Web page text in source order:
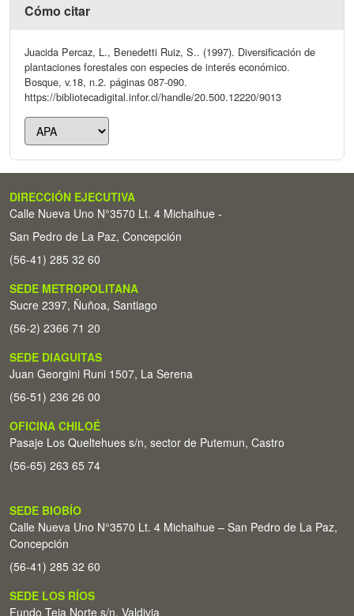
Cómo citar
Juacida Percaz, L., Benedetti Ruiz, S.. (1997). Diversificación de
plantaciones forestales con especies de interés económico.
Bosque, v.18, n.2. páginas 087-090.
https://bibliotecadigital.infor.cl/handle/20.500.12220/9013
DIRECCIÓN EJECUTIVA
Calle Nueva Uno N°3570 Lt. 4 Michaihue -
San Pedro de La Paz, Concepción
(56-41) 285 32 60
SEDE METROPOLITANA
Sucre 2397, Ñuñoa, Santiago
(56-2) 2366 71 20
SEDE DIAGUITAS
Juan Georgini Runi 1507, La Serena
(56-51) 236 26 00
OFICINA CHILOÉ
Pasaje Los Queltehues s/n, sector de Putemun, Castro
(56-65) 263 65 74
SEDE BIOBÍO
Calle Nueva Uno N°3570 Lt. 4 Michaihue – San Pedro de La Paz,
Concepción
(56-41) 285 32 60
SEDE LOS RÍOS
Fundo Teja Norte s/n. Valdivia